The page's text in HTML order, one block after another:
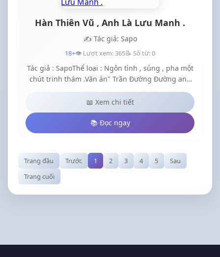
nhé."
Hàn Thiên Vũ , Anh Là Lưu Manh .
✍️ Tác giả: Sapo
18+👁️ Lượt xem: 365📝 Số từ: 0
Tác giả : SapoThể loại : Ngôn tình , sủng , pha một
chút trinh thám .Văn án" Trần Đường Đường anh
cho em hai lựa chọn một là về làm vợ anh , hai là
sinh con cho anh em chọn đi." " Hàn Thiên Vũ em
chưa 18 tuổi còn nữa em không muốn kết hôn sớm
đâu."" 18 tuổi không kết hôn mà có con em nghĩ
sao ? " " Anh dám ?! " " Không tin anh sẽ chứng
📖 Xem chi tiết
📚 Đọc ngay
Trang đầu Trước 1 2 3 4 5
Sau
Trang cuối